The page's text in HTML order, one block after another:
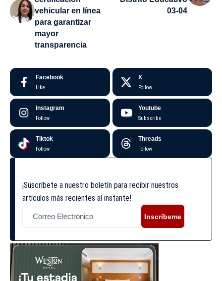
vehicular en línea
para garantizar
mayor
transparencia
03-04
Facebook
Like
X
Follow
Instagram
Follow
Youtube
Subscribe
Tiktok
Follow
Threads
Follow
¡Suscríbete a nuestro boletín para recibir nuestros
artículos más recientes al instante!
Inscríbeme